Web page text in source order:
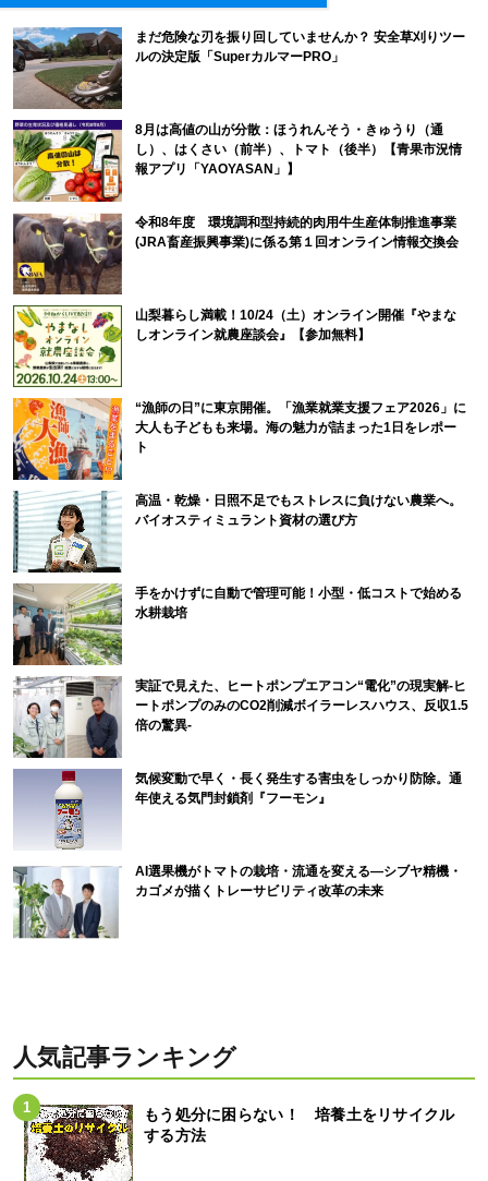
まだ危険な刃を振り回していませんか？ 安全草刈りツー
ルの決定版「SuperカルマーPRO」
8月は高値の山が分散：ほうれんそう・きゅうり（通
し）、はくさい（前半）、トマト（後半）【青果市況情
報アプリ「YAOYASAN」】
令和8年度 環境調和型持続的肉用牛生産体制推進事業
(JRA畜産振興事業)に係る第１回オンライン情報交換会
山梨暮らし満載！10/24（土）オンライン開催『やまな
しオンライン就農座談会』【参加無料】
“漁師の日”に東京開催。「漁業就業支援フェア2026」に
大人も子どもも来場。海の魅力が詰まった1日をレポー
ト
高温・乾燥・日照不足でもストレスに負けない農業へ。
バイオスティミュラント資材の選び方
手をかけずに自動で管理可能！小型・低コストで始める
水耕栽培
実証で見えた、ヒートポンプエアコン“電化”の現実解-ヒ
ートポンプのみのCO2削減ボイラーレスハウス、反収1.5
倍の驚異-
気候変動で早く・長く発生する害虫をしっかり防除。通
年使える気門封鎖剤『フーモン』
AI選果機がトマトの栽培・流通を変える―シブヤ精機・
カゴメが描くトレーサビリティ改革の未来
人気記事ランキング
もう処分に困らない！ 培養土をリサイクル
する方法